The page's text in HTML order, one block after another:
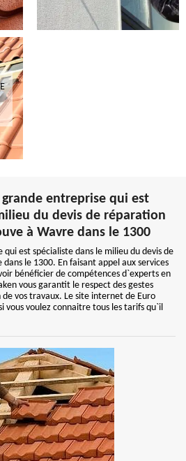
entreprise qui est
du devis de réparation
à Wavre dans le 1300
est spécialiste dans le milieu du devis de
le 1300. En faisant appel aux services
bénéficier de compétences d`experts en
vous garantit le respect des gestes
vos travaux. Le site internet de Euro
vous voulez connaitre tous les tarifs qu`il